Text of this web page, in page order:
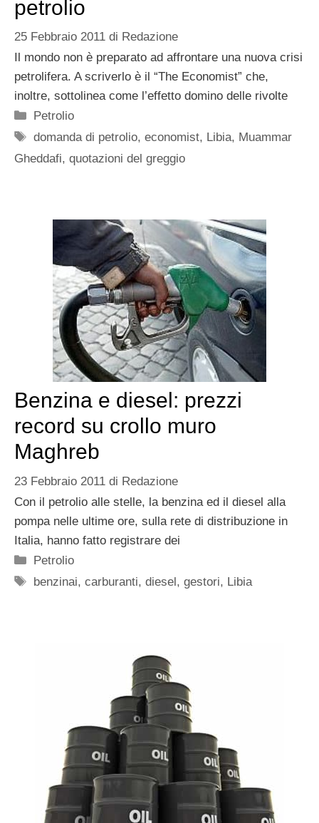
petrolio
25 Febbraio 2011 di Redazione
Il mondo non è preparato ad affrontare una nuova crisi
petrolifera. A scriverlo è il “The Economist” che,
inoltre, sottolinea come l’effetto domino delle rivolte
Categorie
Petrolio
Tag
domanda di petrolio,economist, Libia, Muammar
Gheddafi, quotazioni del greggio
Benzina e diesel: prezzi
record su crollo muro
Maghreb
23 Febbraio 2011 di Redazione
Con il petrolio alle stelle, la benzina ed il diesel alla
pompa nelle ultime ore, sulla rete di distribuzione in
Italia, hanno fatto registrare dei
Categorie
Petrolio
Tag
benzinai,carburanti,diesel,gestori, Libia